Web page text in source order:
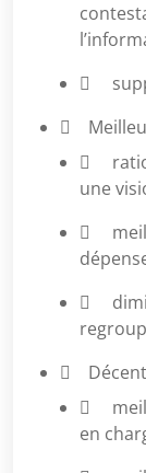



une




en